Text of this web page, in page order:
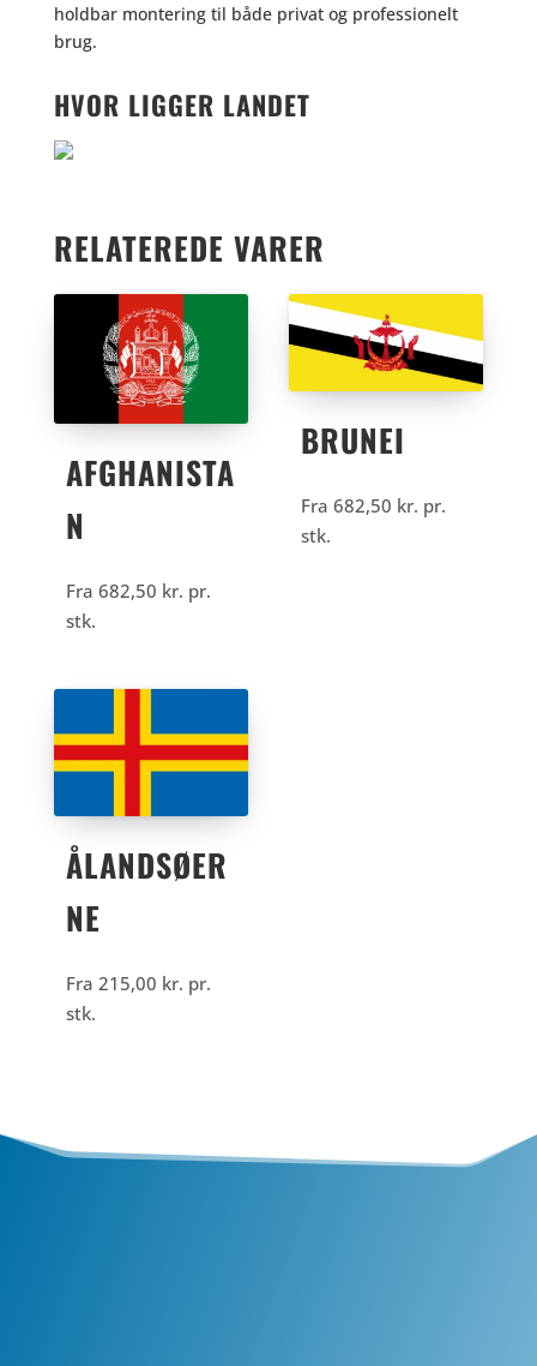
holdbar montering til både privat og professionelt
brug.
HVOR LIGGER LANDET
RELATEREDE VARER
AFGHANISTA
N
Fra 682,50 kr. pr.
stk.
BRUNEI
Fra682,50 kr. pr.
stk.
ÅLANDSØER
NE
Fra 215,00 kr. pr.
stk.